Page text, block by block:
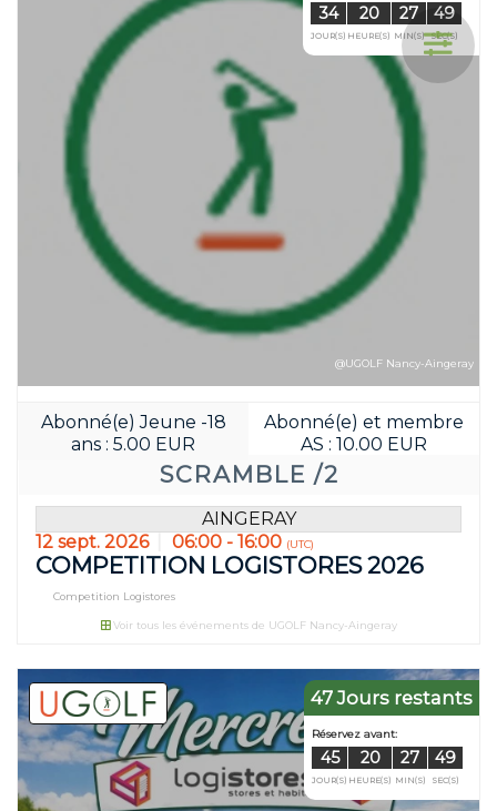
SCRAMBLE /2
Abonné(e) Jeune -18
ans : 5.00 EUR
Abonné(e) et membre
AS : 10.00 EUR
@UGOLF Nancy-Aingeray
AINGERAY
12 sept. 2026
06:00 - 16:00 (UTC)
COMPETITION LOGISTORES 2026
Competition Logistores
Voir tous les événements de UGOLF Nancy-Aingeray
47 Jours restants